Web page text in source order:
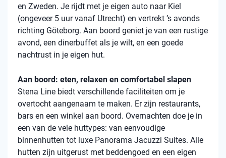
en Zweden. Je rijdt met je eigen auto naar Kiel
(ongeveer 5 uur vanaf Utrecht) en vertrekt ’s avonds
richting Göteborg. Aan boord geniet je van een rustige
avond, een dinerbuffet als je wilt, en een goede
nachtrust in je eigen hut.
Aan boord: eten, relaxen en comfortabel slapen
Stena Line biedt verschillende faciliteiten om je
overtocht aangenaam te maken. Er zijn restaurants,
bars en een winkel aan boord. Overnachten doe je in
een van de vele huttypes: van eenvoudige
binnenhutten tot luxe Panorama Jacuzzi Suites. Alle
hutten zijn uitgerust met beddengoed en een eigen